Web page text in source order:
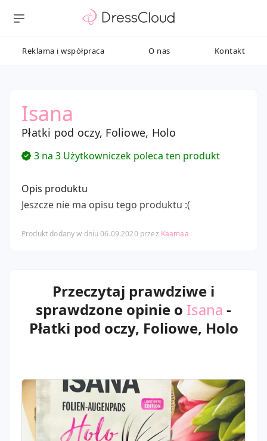
Reklama i współpraca O nas Kontakt
Isana
Płatki pod oczy, Foliowe, Holo
3 na 3 Użytkowniczek poleca ten produkt
Opis produktu
Jeszcze nie ma opisu tego produktu :(
Produkt dodany w dniu 06.09.2020 przez Kaamaa
Przeczytaj prawdziwe i
sprawdzone opinie o Isana -
Płatki pod oczy, Foliowe, Holo